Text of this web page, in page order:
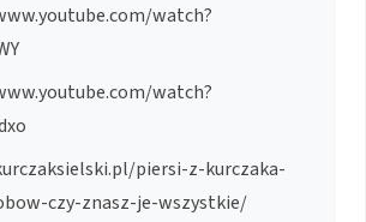
watch?
watch?
piersi-z-kurczaka-
czy-znasz-je-wszystkie/